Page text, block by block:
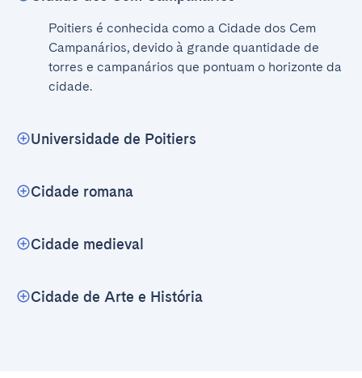
Poitiers é conhecida como a Cidade dos Cem
Campanários, devido à grande quantidade de
torres e campanários que pontuam o horizonte da
cidade.
Universidade de Poitiers
Cidade romana
Cidade medieval
Cidade de Arte e História